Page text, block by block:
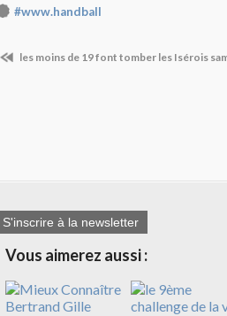
#www.handball
les moins de 19 font tomber les Isérois
S'inscrire à la newsletter
Vous aimerez aussi :